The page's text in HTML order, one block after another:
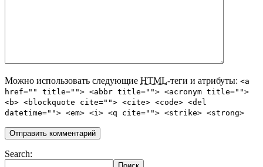
Можно использовать следующие HTML-теги и атрибуты: <a
href="" title=""> <abbr title=""> <acronym title="">
<b> <blockquote cite=""> <cite> <code> <del
datetime=""> <em> <i> <q cite=""> <strike> <strong>
Search: